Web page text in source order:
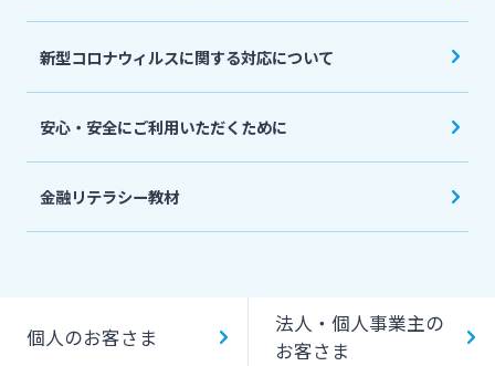
新型コロナウィルスに関する対応について
安心・安全にご利用いただくために
金融リテラシー教材
個人のお客さま
法人・個人事業主の
お客さま